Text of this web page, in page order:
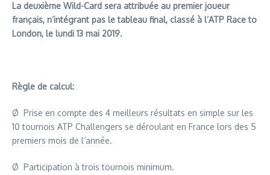
La deuxième Wild-Card sera attribuée au premier joueur
français, n’intégrant pas le tableau final, classé à l’ATP Race to
London, le lundi 13 mai 2019.
Règle de calcul:
Ø Prise en compte des 4 meilleurs résultats en simple sur les
10 tournois ATP Challengers se déroulant en France lors des 5
premiers mois de l’année.
Ø Participation à trois tournois minimum.